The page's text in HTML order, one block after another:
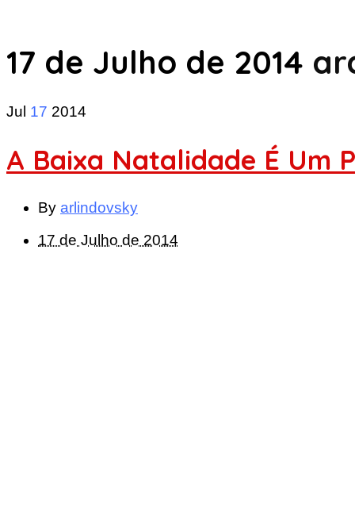
17 de Julho de 2014
Jul 17 2014
A Baixa Natalidade É Um
By arlindovsky
17 de Julho de 2014